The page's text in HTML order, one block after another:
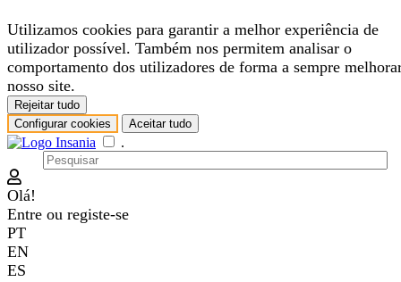
Utilizamos cookies para garantir a melhor experiência de
utilizador possível. Também nos permitem analisar o
comportamento dos utilizadores de forma a sempre
nosso site.
Rejeitar tudo
Configurar cookies
Aceitar tudo
.
Olá!
Entre ou registe-se
PT
EN
ES